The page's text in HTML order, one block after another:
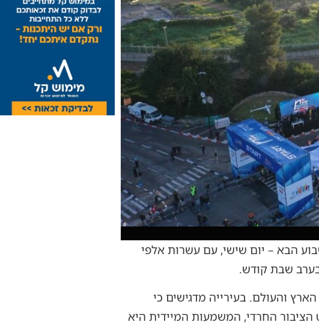
הבא – יום שישי, עם עשרות אלפי
שבת קודש.
עם כ-40 אלף רצים מכל רחבי הארץ והעולם. בעירייה מדגישים כי
החרדי, המשמעות המיידית היא